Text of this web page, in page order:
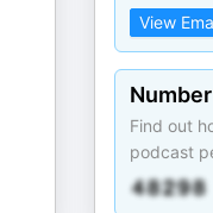
View
Find out
podcast